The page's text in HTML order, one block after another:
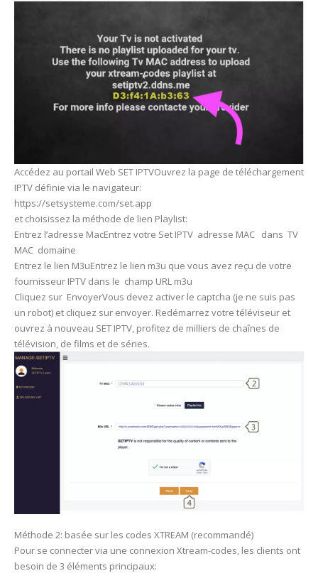
Accédez au portail Web SET IPTVOuvrez la page de téléchargement
IPTV définie via le navigateur:
https://setsysteme.com/set.app
et choisissez la méthode de lien Playlist:
Entrez l’adresse MacEntrez votre Set IPTV adresse MAC dans TV
MAC domaine
Entrez le lien M3uEntrez le lien m3u que vous avez reçu de votre
fournisseur IPTV dans le champ URL m3u
Cliquez sur EnvoyerVous devez activer le captcha (je ne suis pas
un robot) et cliquez sur envoyer. Redémarrez votre téléviseur et
ouvrez à nouveau SET IPTV, profitez de milliers de chaînes de
télévision, de films et de séries.
Méthode 2: basée sur les codes XTREAM (recommandé)
Pour se connecter via une connexion Xtream-codes, les clients ont
besoin de 3 éléments principaux: